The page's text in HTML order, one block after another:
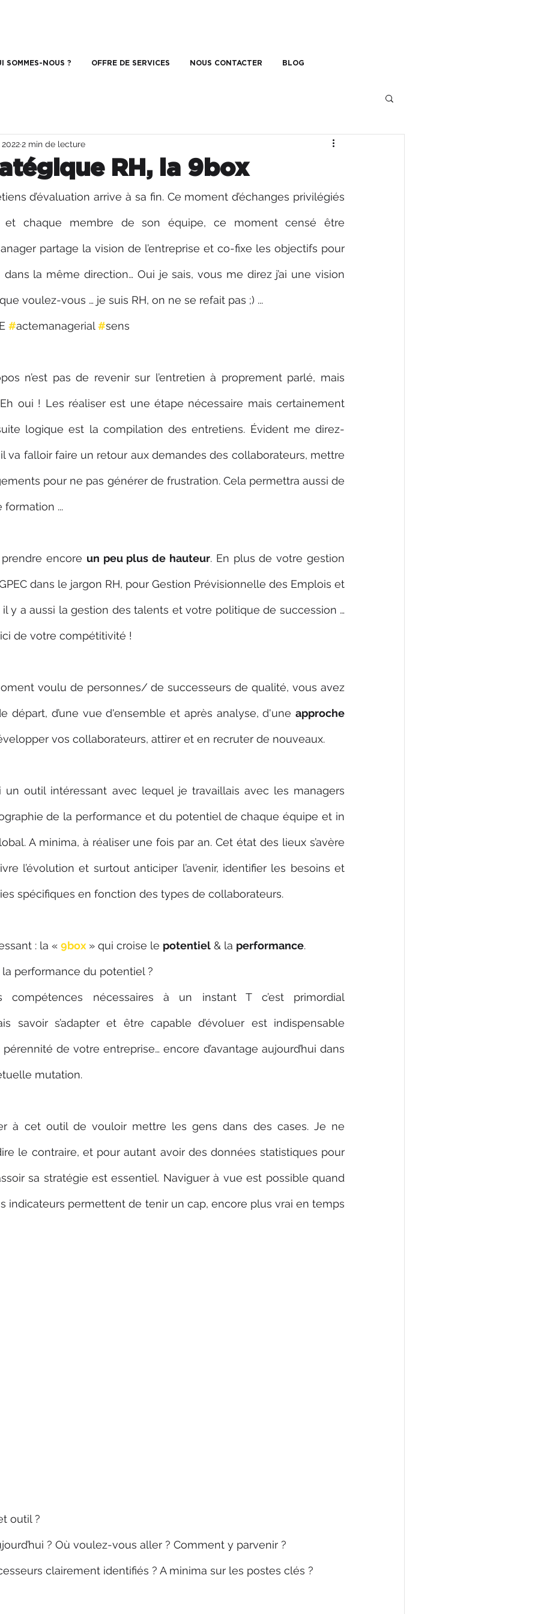
SOMMES-NOUS ? OFFRE DE SERVICES NOUS CONTACTER BLOG
RH, la 9box
2 min de lecture
d’évaluation arrive à sa fin. Ce moment d’échanges privilégiés
et chaque membre de son équipe, ce moment censé être
partage la vision de l’entreprise et co-fixe les objectifs pour
dans la même direction… Oui je sais, vous me direz j’ai une vision
voulez-vous … je suis RH, on ne se refait pas ;) ...
#actemanagerial #sens
n’est pas de revenir sur l’entretien à proprement parlé, mais
oui ! Les réaliser est une étape nécessaire mais certainement
logique est la compilation des entretiens. Évident me direz-
il va falloir faire un retour aux demandes des collaborateurs, mettre
pour ne pas générer de frustration. Cela permettra aussi de
...
encore un peu plus de hauteur. En plus de votre gestion
dans le jargon RH, pour Gestion Prévisionnelle des Emplois et
y a aussi la gestion des talents et votre politique de succession …
de votre compétitivité !
voulu de personnes/ de successeurs de qualité, vous avez
départ, d’une vue d'ensemble et après analyse, d'une approche
vos collaborateurs, attirer et en recruter de nouveaux.
un outil intéressant avec lequel je travaillais avec les managers
de la performance et du potentiel de chaque équipe et in
A minima, à réaliser une fois par an. Cet état des lieux s’avère
l’évolution et surtout anticiper l’avenir, identifier les besoins et
spécifiques en fonction des types de collaborateurs.
: la « 9box » qui croise le potentiel & la performance.
performance du potentiel ?
compétences nécessaires à un instant T c’est primordial
savoir s’adapter et être capable d’évoluer est indispensable
de votre entreprise… encore d’avantage aujourd’hui dans
mutation.
à cet outil de vouloir mettre les gens dans des cases. Je ne
le contraire, et pour autant avoir des données statistiques pour
sa stratégie est essentiel. Naviguer à vue est possible quand
indicateurs permettent de tenir un cap, encore plus vrai en temps
outil ?
? Où voulez-vous aller ? Comment y parvenir ?
clairement identifiés ? A minima sur les postes clés ?